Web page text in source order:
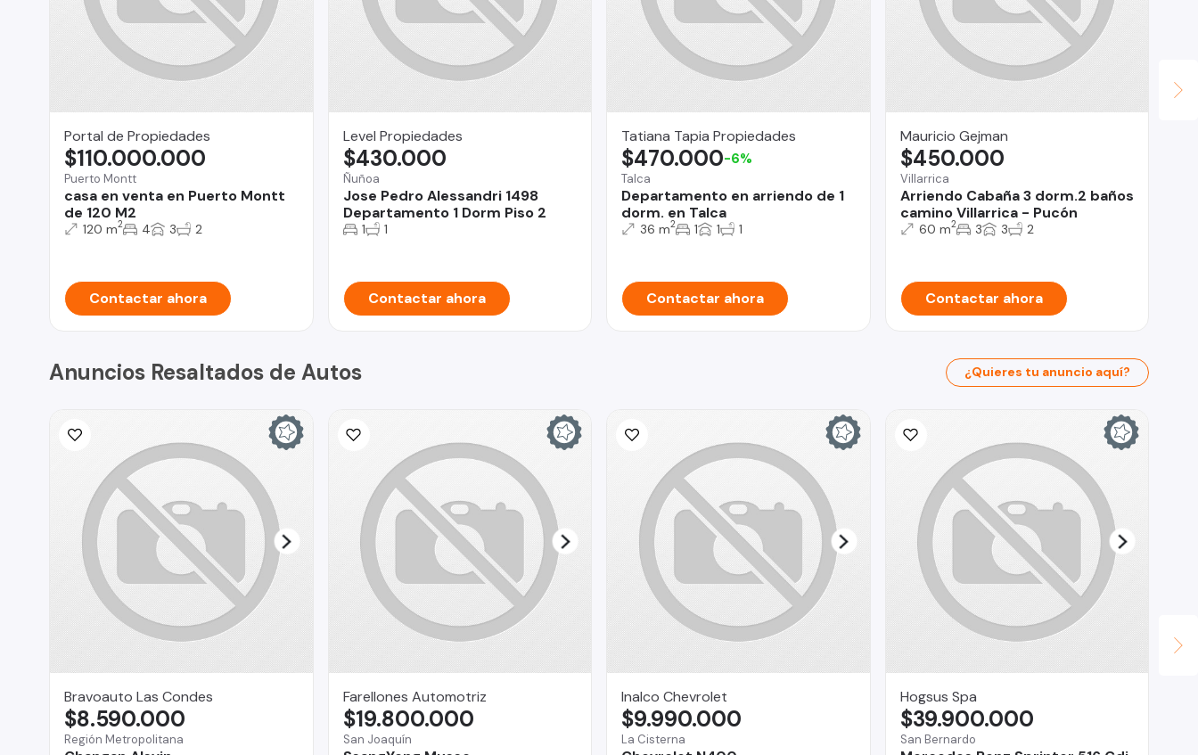
Portal de Propiedades
Puerto Montt
casa en venta en Puerto Montt
de 120 M2
$110.000.000
120 m2 4 3 2
Contactar ahora
Level Propiedades
Ñuñoa
Jose Pedro Alessandri 1498
Departamento 1 Dorm Piso 2
$430.000
1 1
Contactar ahora
Tatiana Tapia Propiedades
Talca
Departamento en arriendo de 1
dorm. en Talca
$470.000-6%
36 m2 1 1 1
Contactar ahora
Mauricio Gejman
Villarrica
Arriendo Cabaña 3 dorm.2 baños
camino Villarrica - Pucón
$450.000
60 m2 3 3 2
Contactar ahora
Anuncios Resaltados de Autos ¿Quieres tu anuncio aquí?
Bravoauto Las Condes
Región Metropolitana
$8.590.000
Farellones Automotriz
San Joaquín
$19.800.000
Inalco Chevrolet
La Cisterna
$9.990.000
Hogsus Spa
San Bernardo
$39.900.000